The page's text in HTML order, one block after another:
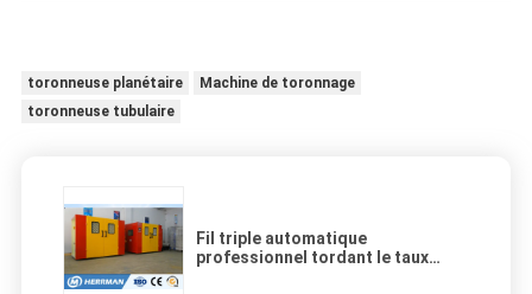
toronneuse planétaire
Machine de toronnage
toronneuse tubulaire
Fil triple automatique
professionnel tordant le taux